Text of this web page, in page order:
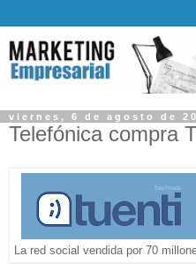
viernes, 6 de agosto de
Telefónica compra
La red social vendida por 70